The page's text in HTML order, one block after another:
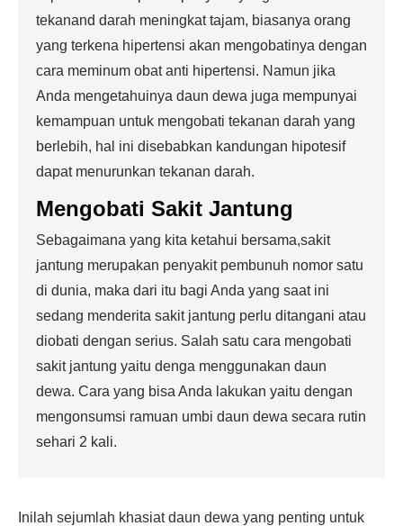
tekanand darah meningkat tajam, biasanya orang
yang terkena hipertensi akan mengobatinya dengan
cara meminum obat anti hipertensi. Namun jika
Anda mengetahuinya daun dewa juga mempunyai
kemampuan untuk mengobati tekanan darah yang
berlebih, hal ini disebabkan kandungan hipotesif
dapat menurunkan tekanan darah.
Mengobati Sakit Jantung
Sebagaimana yang kita ketahui bersama,sakit
jantung merupakan penyakit pembunuh nomor satu
di dunia, maka dari itu bagi Anda yang saat ini
sedang menderita sakit jantung perlu ditangani atau
diobati dengan serius. Salah satu cara mengobati
sakit jantung yaitu denga menggunakan daun
dewa. Cara yang bisa Anda lakukan yaitu dengan
mengonsumsi ramuan umbi daun dewa secara rutin
sehari 2 kali.
Inilah sejumlah khasiat daun dewa yang penting untuk